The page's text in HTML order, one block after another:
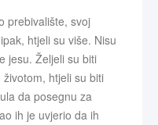
prebivalište, svoj
htjeli su više. Nisu
jesu. Željeli su biti
htjeli su biti
da posegnu za
ih je uvjerio da ih